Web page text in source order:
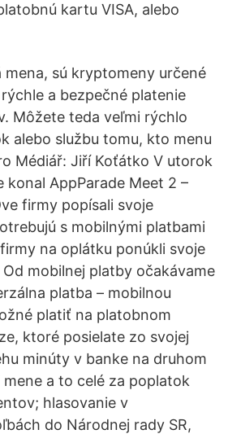
kartu VISA, alebo
mena, sú kryptomeny určené
a bezpečné platenie
Môžete teda veľmi rýchlo
alebo službu tomu, kto menu
Médiář: Jiří Koťátko V utorok
konal AppParade Meet 2 –
firmy popísali svoje
s mobilnými platbami
na oplátku ponúkli svoje
mobilnej platby očakávame
platba – mobilnou
platiť na platobnom
ktoré posielate zo svojej
minúty v banke na druhom
a to celé za poplatok
hlasovanie v
do Národnej rady SR,